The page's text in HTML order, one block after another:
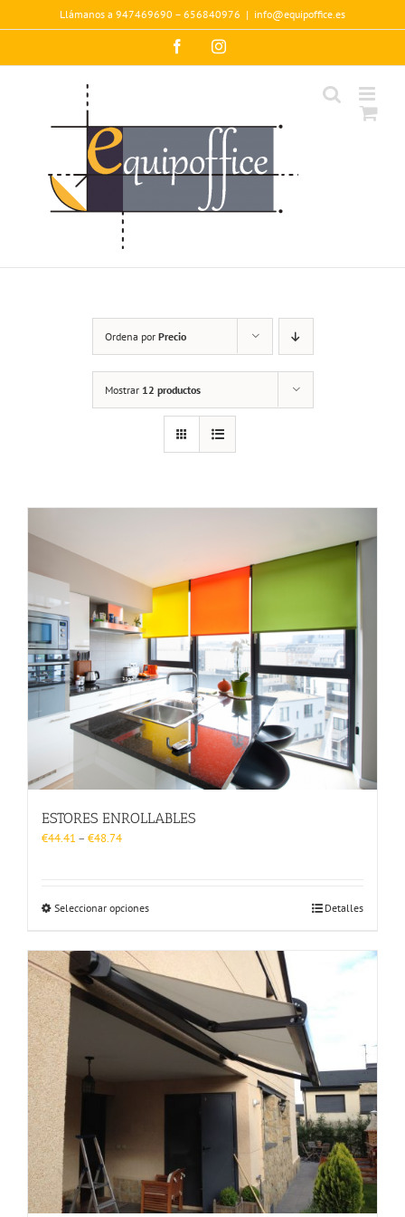
al
Llámanos a 947469690 – 656840976 | info@equipoffice.es
FacebookInstagram
Ordena por Precio
Mostrar 12 productos
ESTORES ENROLLABLES
€44.41 – €48.74
Seleccionar opciones Detalles